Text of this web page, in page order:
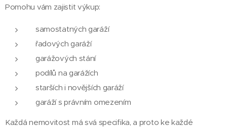
Pomohu vám zajistit výkup:
samostatných garáží
řadových garáží
garážových stání
podílů na garážích
starších i novějších garáží
garáží s právním omezením
Každá nemovitost má svá specifika, a proto ke každé